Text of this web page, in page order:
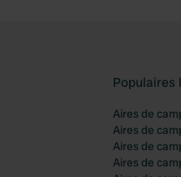
Populaires
Aires de
Aires de
Aires de
Aires de